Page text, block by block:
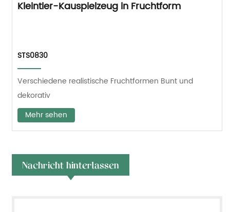
Kleintier-Kauspielzeug in Fruchtform
STS0830
Verschiedene realistische Fruchtformen Bunt und
dekorativ
Mehr sehen
Nachricht hinterlassen